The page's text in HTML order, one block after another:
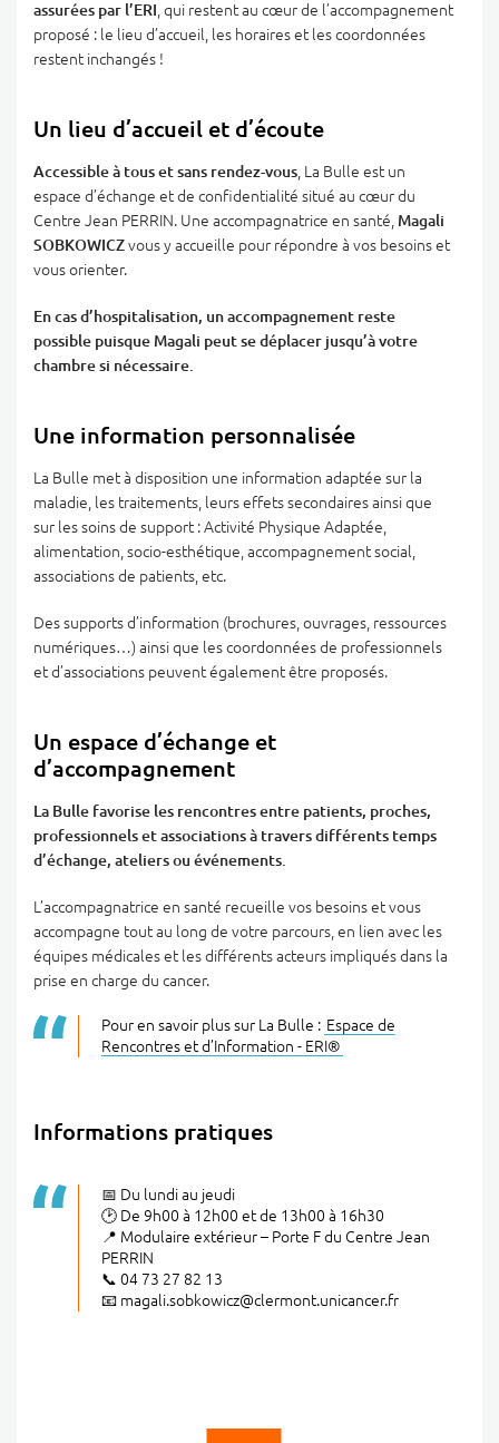
assurées par l’ERI , qui restent au cœur de l’accompagnement
proposé : le lieu d’accueil, les horaires et les coordonnées
restent inchangés !
Un lieu d’accueil et d’écoute
Accessible à tous et sans rendez-vous , La Bulle est un
espace d’échange et de confidentialité situé au cœur du
Centre Jean PERRIN. Une accompagnatrice en santé, Magali
SOBKOWICZvous y accueille pour répondre à vos besoins et
vous orienter.
En cas d’hospitalisation, un accompagnement reste
possible puisque Magali peut se déplacer jusqu’à votre
chambre si nécessaire.
Une information personnalisée
La Bulle met à disposition une information adaptée sur la
maladie, les traitements, leurs effets secondaires ainsi que
sur les soins de support : Activité Physique Adaptée,
alimentation, socio-esthétique, accompagnement social,
associations de patients, etc.
Des supports d’information (brochures, ouvrages, ressources
numériques…) ainsi que les coordonnées de professionnels
et d’associations peuvent également être proposés.
Un espace d’échange et
d’accompagnement
La Bulle favorise les rencontres entre patients, proches,
professionnels et associations à travers différents temps
d’échange, ateliers ou événements.
L’accompagnatrice en santé recueille vos besoins et vous
accompagne tout au long de votre parcours, en lien avec les
équipes médicales et les différents acteurs impliqués dans la
prise en charge du cancer.
Pour en savoir plus sur La Bulle : Espace de
Rencontres et d’Information - ERI®
Informations pratiques
📅 Du lundi au jeudi
🕑 De 9h00 à 12h00 et de 13h00 à 16h30
📍 Modulaire extérieur – Porte F du Centre Jean
PERRIN
📞 04 73 27 82 13
📧 magali.sobkowicz@clermont.unicancer.fr